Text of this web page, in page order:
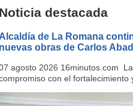
Noticia destacada
Alcaldía de La Romana
nuevas obras de Carlos Abad
agosto 2026 16minutos.com
con el fortalecimiento